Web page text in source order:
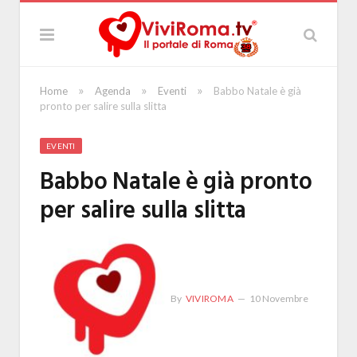
Home » Agenda » Eventi »
Babbo Natale è già
pronto per salire sulla slitta
EVENTI
Babbo Natale è già pronto
per salire sulla slitta
By VIVIROMA 10 Novembre